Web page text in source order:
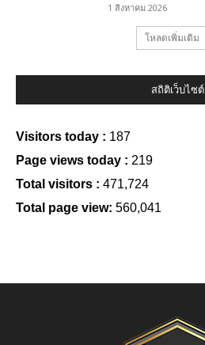
1 สิงหาคม 2026
โหลดเพิ่มเติม
สถิติเว็บไซต์
Visitors today : 187
Page views today : 219
Total visitors : 471,724
Total page view: 560,041